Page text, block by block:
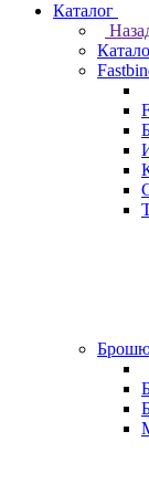
Каталог